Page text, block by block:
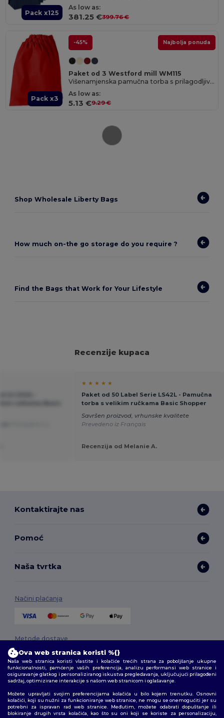
Pack x125
As low as:
381.25 €399.76 €
Pack x3
-45% Najbolja ponuda
Paket od 3 Westford mill WM115
Višenamjenska pamučna torba s prilagodljivim veličinama
As low as:
5.13 €9.29 €
Shop Wholesale Liberty Bags
How much on-the go storage do you require ?
Find the Bags that Work for Your Lifestyle
Recenzije kupaca
★ ★ ★ ★ ★
Paket od 50 Label Serie LS42L - Pamučna
torba s velikim ručkama Basic Shopper
Savršen proizvod, vrhunske kvalitete
Prevedeno iz Français
Recenzija od Melanie A.
Kontaktirajte nas
Pomoć
Naša tvrtka
Načini plaćanja
Metode dostave
Pratite nas
Ova web stranica koristi %{}
Naša web stranica koristi vlastite i kolačiće trećih strana za poboljšanje ukupne
funkcionalnosti, pamćenje vaših preferencija, analizu performansi web stranice i
osiguravanje glatkog i personaliziranog iskustva pregledavanja, uključujući prilagođeni
sadržaj, optimizirane interakcije s našom web stranicom i oglašavanje.
Možete upravljati svojim preferencijama kolačića u bilo kojem trenutku. Osnovni
kolačići, koji su nužni za funkcioniranje web stranice, ne mogu se onemogućiti jer su
potrebni za ispravan rad web stranice. Međutim, možete odabrati dopuštanje ili
blokiranje drugih vrsta kolačića, kao što su oni koji se koriste za personalizaciju,